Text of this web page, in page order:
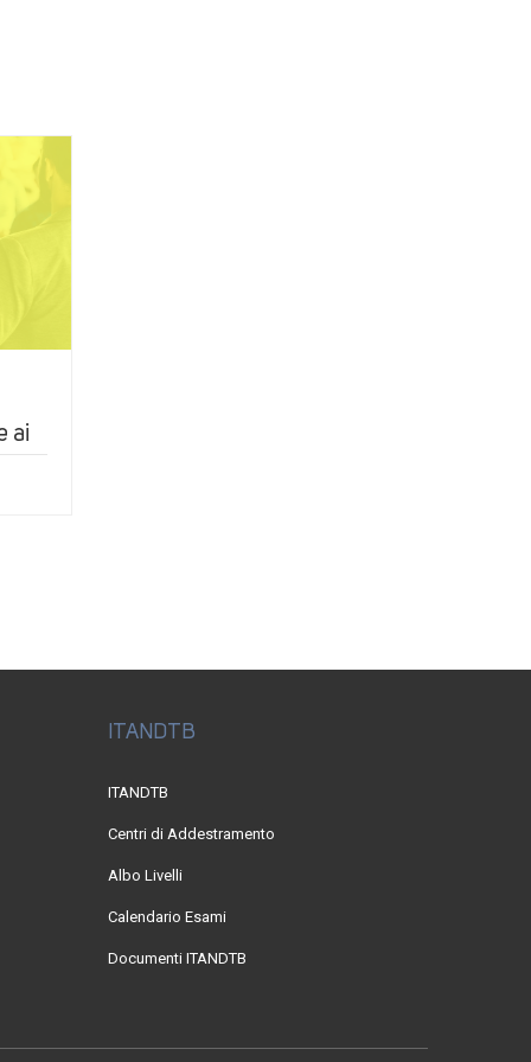
ai
ITANDTB
ITANDTB
Centri di Addestramento
Albo Livelli
Calendario Esami
Documenti ITANDTB